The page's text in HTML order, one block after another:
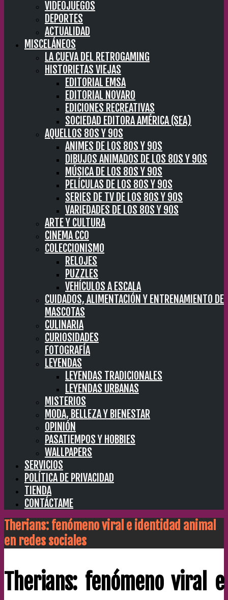
VIDEOJUEGOS
DEPORTES
ACTUALIDAD
MISCELÁNEOS
LA CUEVA DEL RETROGAMING
HISTORIETAS VIEJAS
EDITORIAL EMSA
EDITORIAL NOVARO
EDICIONES RECREATIVAS
SOCIEDAD EDITORA AMÉRICA (SEA)
AQUELLOS 80S Y 90S
ANIMES DE LOS 80S Y 90S
DIBUJOS ANIMADOS DE LOS 80S Y 90S
MÚSICA DE LOS 80S Y 90S
PELÍCULAS DE LOS 80S Y 90S
SERIES DE TV DE LOS 80S Y 90S
VARIEDADES DE LOS 80S Y 90S
ARTE Y CULTURA
CINEMA CC0
COLECCIONISMO
RELOJES
PUZZLES
VEHÍCULOS A ESCALA
CUIDADOS, ALIMENTACIÓN Y ENTRENAMIENTO DE
MASCOTAS
CULINARIA
CURIOSIDADES
FOTOGRAFÍA
LEYENDAS
LEYENDAS TRADICIONALES
LEYENDAS URBANAS
MISTERIOS
MODA, BELLEZA Y BIENESTAR
OPINIÓN
PASATIEMPOS Y HOBBIES
WALLPAPERS
SERVICIOS
POLÍTICA DE PRIVACIDAD
TIENDA
CONTÁCTAME
Therians: fenómeno viral e identidad animal
en redes sociales
Therians: fenómeno viral e